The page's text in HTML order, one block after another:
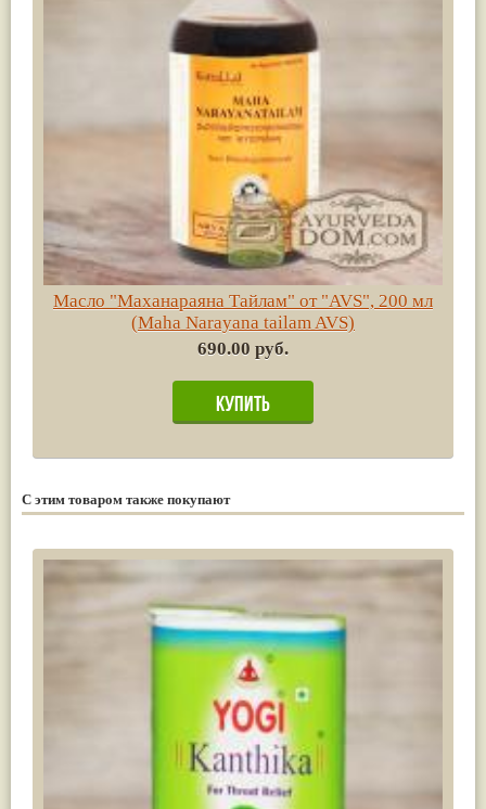
Масло "Маханараяна Тайлам" от "AVS", 200 мл
(Maha Narayana tailam AVS)
690.00 руб.
С этим товаром также покупают